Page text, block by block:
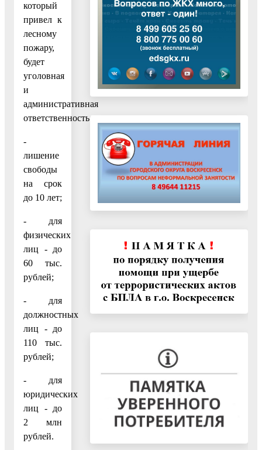
который
привел к
лесному
пожару,
будет
уголовная
и
административная
ответственность:
-
лишение
свободы
на срок
до 10 лет;
- для
физических
лиц - до
60 тыс.
рублей;
- для
должностных
лиц - до
110 тыс.
рублей;
- для
юридических
лиц - до
2 млн
рублей.